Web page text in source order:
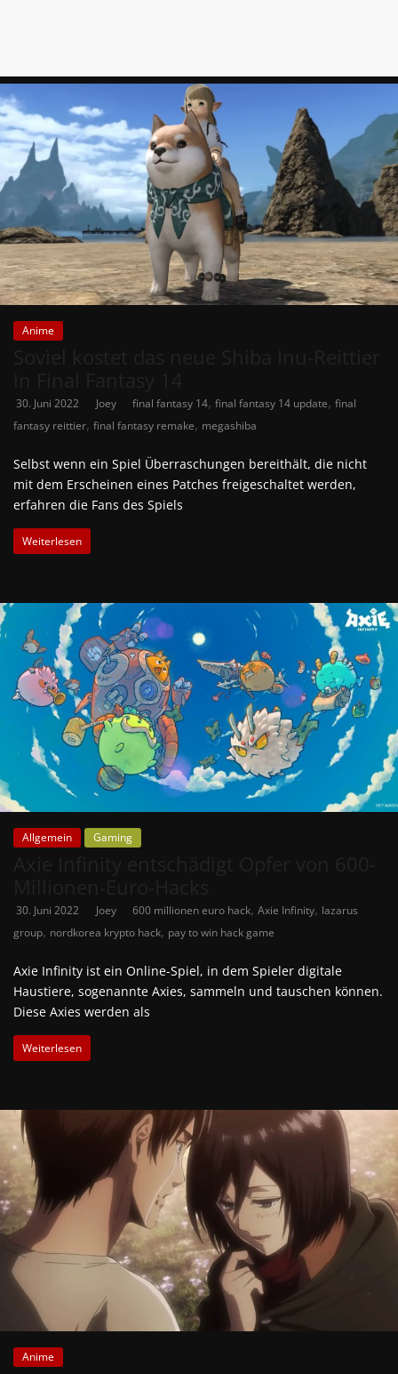
Anime
30. Juni 2022 Joey final fantasy 14, final fantasy 14 update, final
fantasy reittier, final fantasy remake, megashiba
Selbst wenn ein Spiel Überraschungen bereithält, die nicht
mit dem Erscheinen eines Patches freigeschaltet werden,
erfahren die Fans des Spiels
Weiterlesen
Allgemein Gaming
30. Juni 2022 Joey 600 millionen euro hack, Axie Infinity, lazarus
group, nordkorea krypto hack, pay to win hack game
Axie Infinity ist ein Online-Spiel, in dem Spieler digitale
Haustiere, sogenannte Axies, sammeln und tauschen können.
Diese Axies werden als
Weiterlesen
Anime